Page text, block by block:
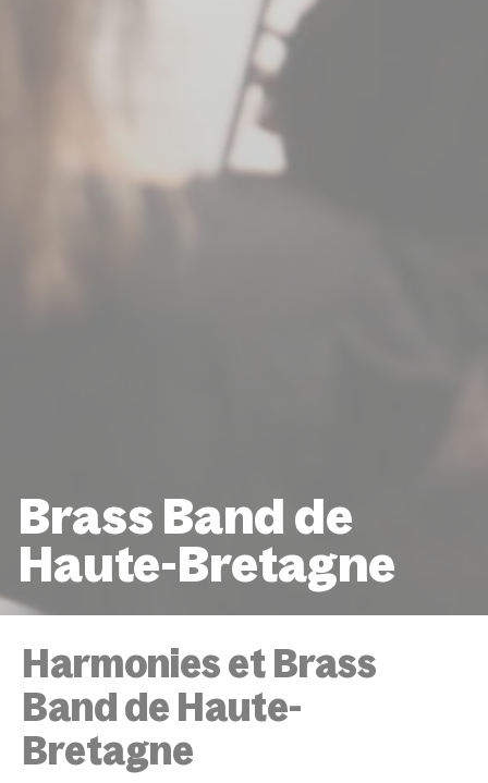
Brass Band de
Haute-Bretagne
Harmonies et Brass
Band de Haute-
Bretagne